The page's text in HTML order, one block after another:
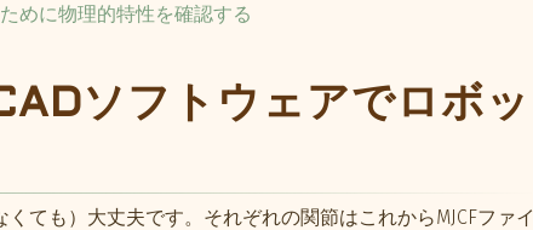
めに物理的特性を確認する
ソフトウェアでロボッ
ても）大丈夫です。それぞれの関節はこれからMJCFファイ